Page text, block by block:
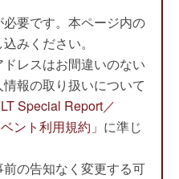
必要です。本ページ内の
みください。
レスはお間違いのない
報の取り扱いについて
LT Special Report／
ント利用規約」 に準じ
前の告知なく変更する可